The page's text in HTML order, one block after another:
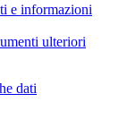
e informazioni
ulteriori
dati